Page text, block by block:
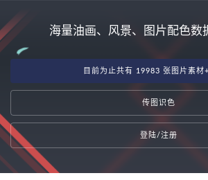
海量油画、风景、图片配色数
目前为止共有 19983 张图片素材+
传图识色
登陆/注册